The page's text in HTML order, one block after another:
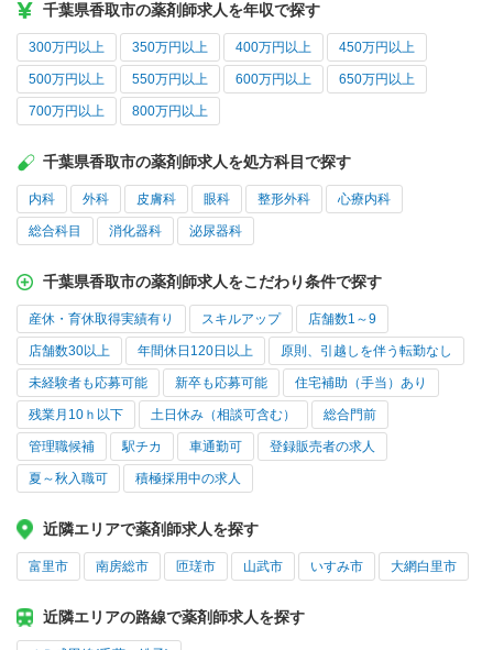
千葉県香取市の薬剤師求人を年収で探す
300万円以上 350万円以上 400万円以上 450万円以上
500万円以上 550万円以上 600万円以上 650万円以上
700万円以上 800万円以上
千葉県香取市の薬剤師求人を処方科目で探す
内科 外科 皮膚科 眼科 整形外科 心療内科
総合科目 消化器科 泌尿器科
千葉県香取市の薬剤師求人をこだわり条件で探す
産休・育休取得実績有り スキルアップ 店舗数1～9
店舗数30以上 年間休日120日以上 原則、引越しを伴う転勤なし
未経験者も応募可能 新卒も応募可能 住宅補助（手当）あり
残業月10ｈ以下 土日休み（相談可含む） 総合門前
管理職候補 駅チカ 車通勤可 登録販売者の求人
夏～秋入職可 積極採用中の求人
近隣エリアで薬剤師求人を探す
富里市 南房総市 匝瑳市 山武市 いすみ市 大網白里市
近隣エリアの路線で薬剤師求人を探す